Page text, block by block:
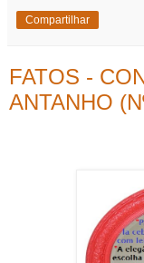
Compartilhar
FATOS -
ANTANHO